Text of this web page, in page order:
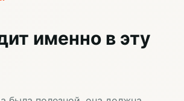
именно в эту